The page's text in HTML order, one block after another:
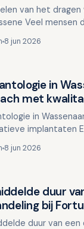
van het dragen
Veel mensen
ervoor om hu…
8 jun 2026
nieuws
in
met
in
implantaten
spra…
8 jun 2026
nieuws
duur
bij
duur van